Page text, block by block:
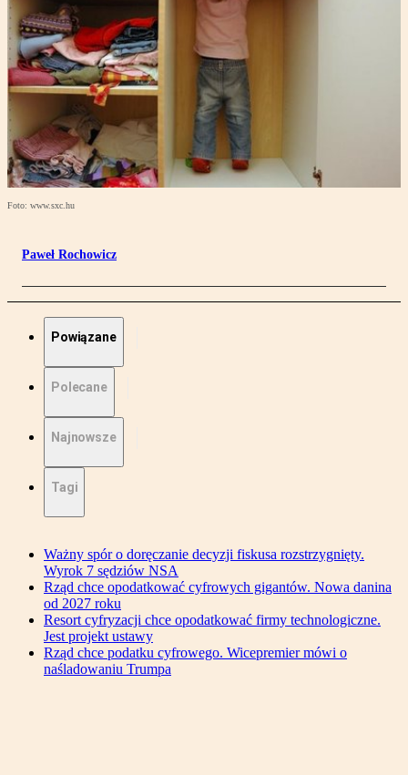
Foto: www.sxc.hu
Paweł Rochowicz
Powiązane
Polecane
Najnowsze
Tagi
Ważny spór o doręczanie decyzji fiskusa rozstrzygnięty.
Wyrok 7 sędziów NSA
Rząd chce opodatkować cyfrowych gigantów. Nowa danina
od 2027 roku
Resort cyfryzacji chce opodatkować firmy technologiczne.
Jest projekt ustawy
Rząd chce podatku cyfrowego. Wicepremier mówi o
naśladowaniu Trumpa